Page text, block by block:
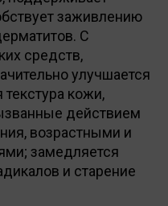
заживлению
C
средств,
улучшается
кожи,
действием
возрастными и
замедляется
и старение